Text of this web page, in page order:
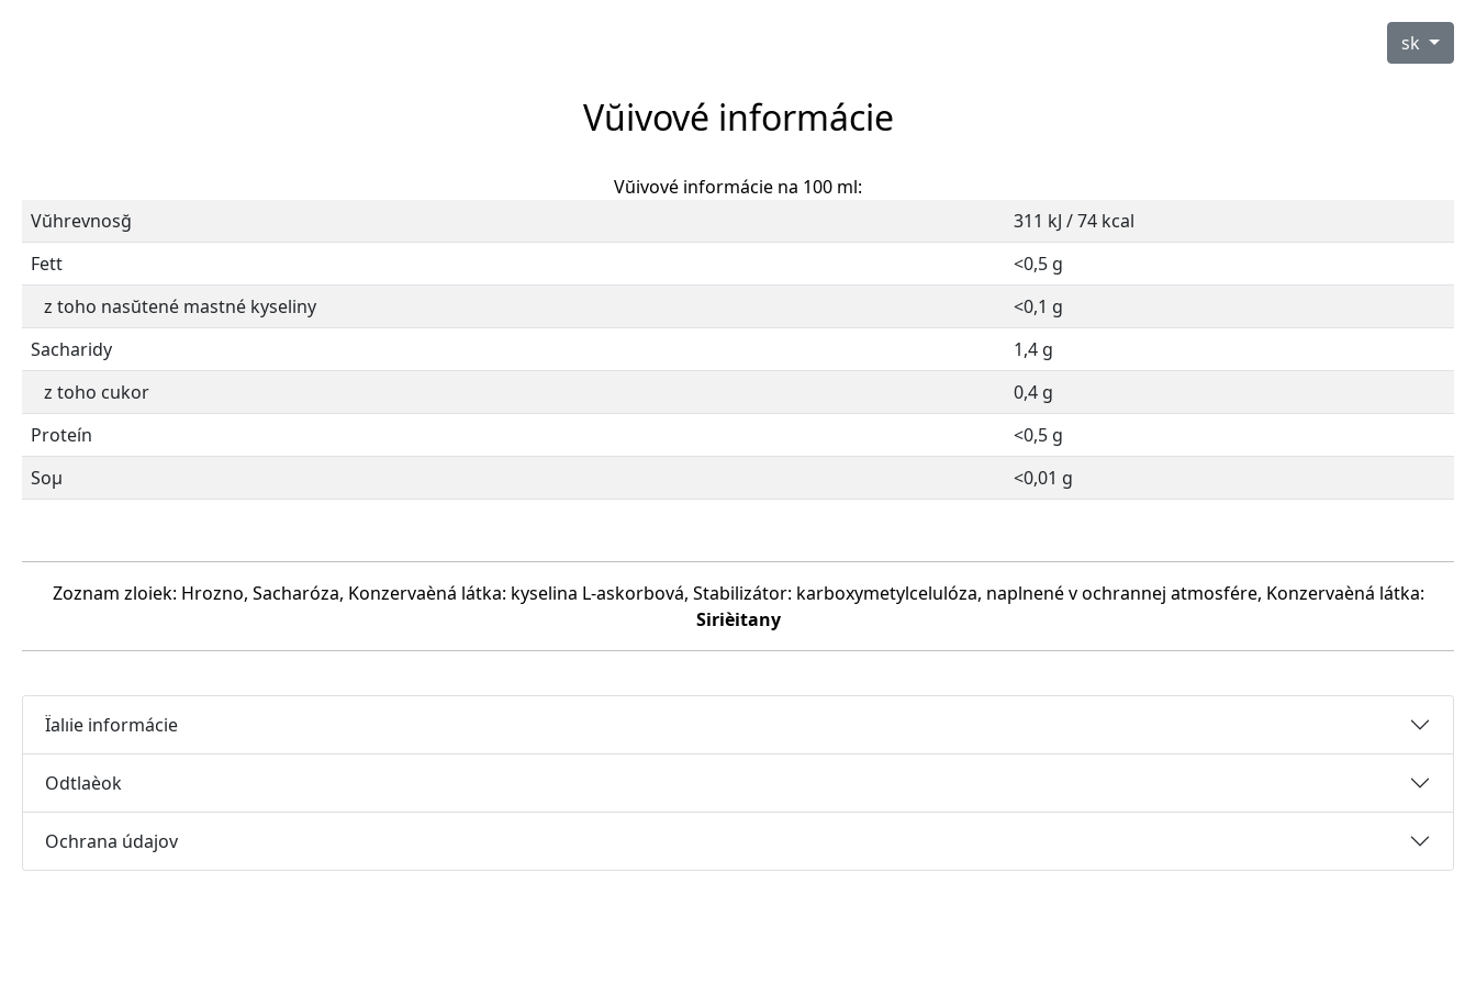
sk
Vŭivové informácie
Vŭivové informácie na 100 ml:
Vŭhrevnosğ
311 kJ / 74 kcal
Fett
<0,5 g
z toho nasŭtené mastné kyseliny
<0,1 g
Sacharidy
1,4 g
z toho cukor
0,4 g
Proteín
<0,5 g
Soµ
<0,01 g
Zoznam zloiek: Hrozno, Sacharóza, Konzervaèná látka: kyselina L-askorbová, Stabilizátor: karboxymetylcelulóza, naplnené v ochrannej atmosfére, Konzervaèná látka:
Sirièitany
Ïalıie informácie
Odtlaèok
Ochrana údajov